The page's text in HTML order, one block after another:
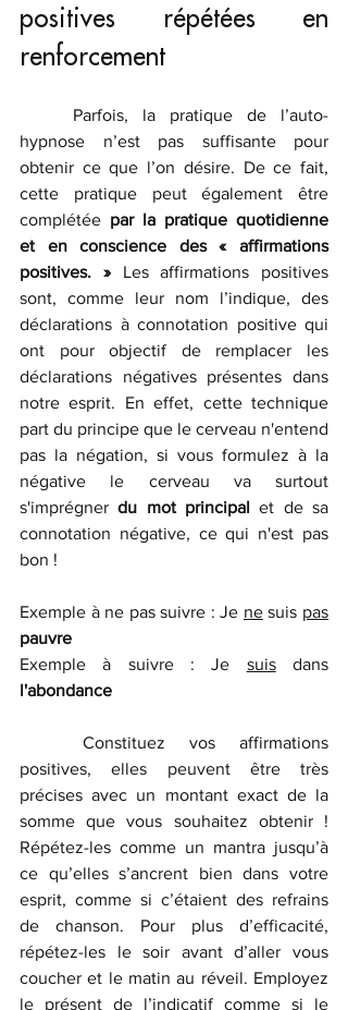
positives répétées en
renforcement
hypnose n’est pas suffisante pour
obtenir ce que l’on désire. De ce fait,
cette pratique peut également être
complétée par la pratique quotidienne
et en conscience des « affirmations
positives. » Les affirmations positives
sont, comme leur nom l’indique, des
déclarations à connotation positive qui
ont pour objectif de remplacer les
déclarations négatives présentes dans
notre esprit. En effet, cette technique
part du principe que le cerveau n'entend
pas la négation, si vous formulez à la
négative le cerveau va surtout
s'imprégner du mot principal et de sa
connotation négative, ce qui n'est pas
bon !
Exemple à ne pas suivre : Je ne suis pas
pauvre
Exemple à suivre : Je suis
l'abondance
positives, elles peuvent être très
précises avec un montant exact de la
somme que vous souhaitez obtenir !
Répétez-les comme un mantra jusqu’à
ce qu’elles s’ancrent bien dans votre
esprit, comme si c’étaient des refrains
de chanson. Pour plus d’efficacité,
répétez-les le soir avant d’aller vous
coucher et le matin au réveil. Employez
le présent de l’indicatif comme si le